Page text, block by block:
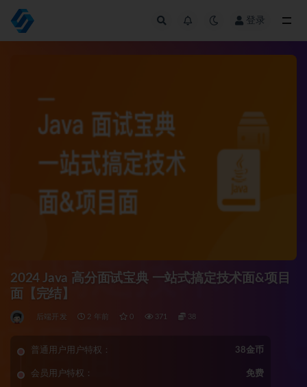
登录
2024 Java 高分面试宝典 一站式搞定技术面&项目
面【完结】
后端开发 2 年前 0 371 38
普通用户用户特权： 38金币
会员用户特权： 免费